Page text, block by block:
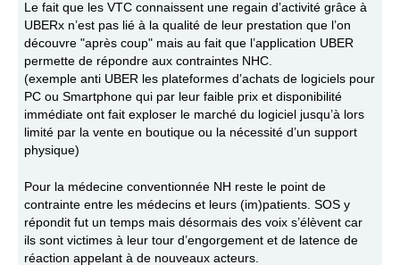
Le fait que les VTC connaissent une regain d’activité grâce à
UBERx n’est pas lié à la qualité de leur prestation que l’on
découvre "après coup" mais au fait que l’application UBER
permette de répondre aux contraintes NHC.
(exemple anti UBER les plateformes d’achats de logiciels pour
PC ou Smartphone qui par leur faible prix et disponibilité
immédiate ont fait exploser le marché du logiciel jusqu’à lors
limité par la vente en boutique ou la nécessité d’un support
physique)
Pour la médecine conventionnée NH reste le point de
contrainte entre les médecins et leurs (im)patients. SOS y
répondit fut un temps mais désormais des voix s’élèvent car
ils sont victimes à leur tour d’engorgement et de latence de
réaction appelant à de nouveaux acteurs.